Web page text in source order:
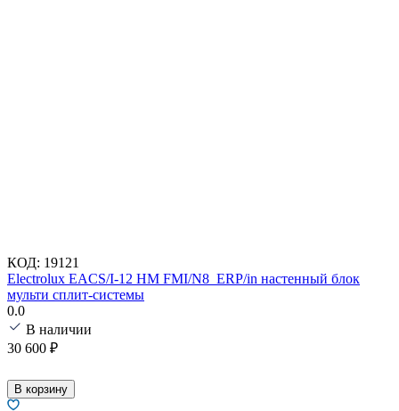
КОД: 19121
Electrolux EACS/I-12 HM FMI/N8_ERP/in настенный блок
мульти сплит-системы
0.0
В наличии
30 600 ₽
В корзину